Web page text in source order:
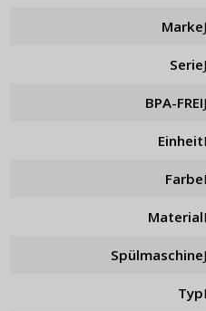
Marke
Serie
BPA-FREI
Einheit
Farbe
Material
Spülmaschine
Typ